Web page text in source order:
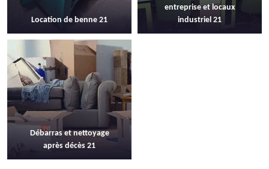
Location de benne 21
entreprise et locaux
industriel 21
Débarras et nettoyage
après décès 21